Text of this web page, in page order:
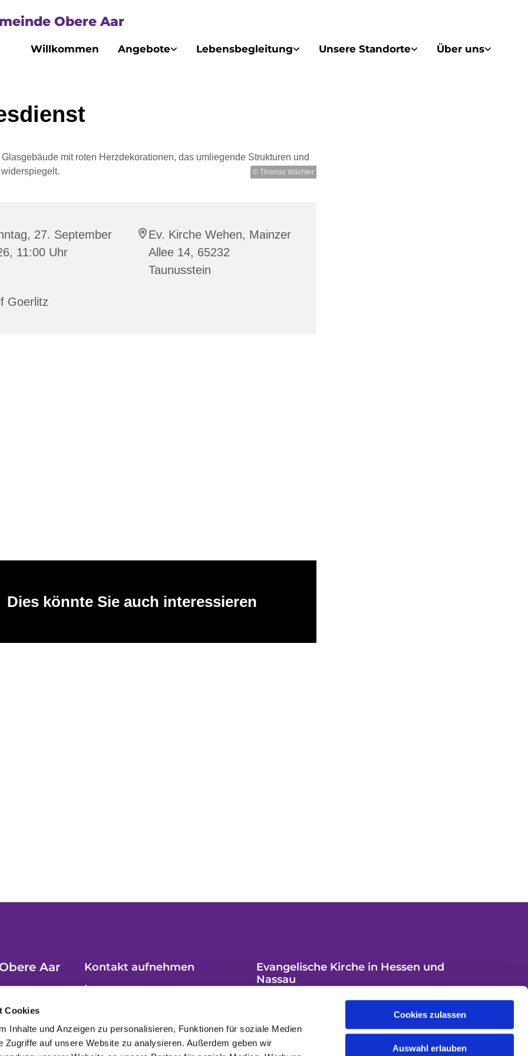
Cookies
Inhalte und Anzeigen zu personalisieren, Funktionen für soziale Medien
Zugriffe auf unsere Website zu analysieren. Außerdem geben wir
Cookies zulassen
Auswahl erlauben
Obere Aar
Willkommen Angebote Lebensbegleitung Unsere Standorte Über uns
© Thomas Wächter
27. September
11:00 Uhr
Ev. Kirche Wehen, Mainzer
Allee 14, 65232
Taunusstein
Goerlitz
Dies könnte Sie auch interessieren
Aar
Kontakt aufnehmen
Impressum
Evangelische Kirche in Hessen und
Nassau